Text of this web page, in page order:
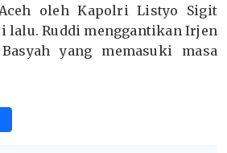
oleh Kapolri Listyo Sigit
lalu. Ruddi menggantikan Irjen
yang memasuki masa